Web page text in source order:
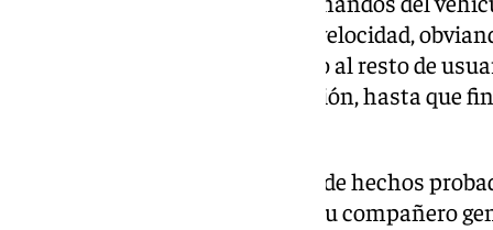
persecución circulando a gran velocidad,
circulación, poniendo en peligro al resto de
esquivarle para evitar una colisión, hasta que
El otro acusado, según el relato de hechos
que la irregular conducción de su compañero